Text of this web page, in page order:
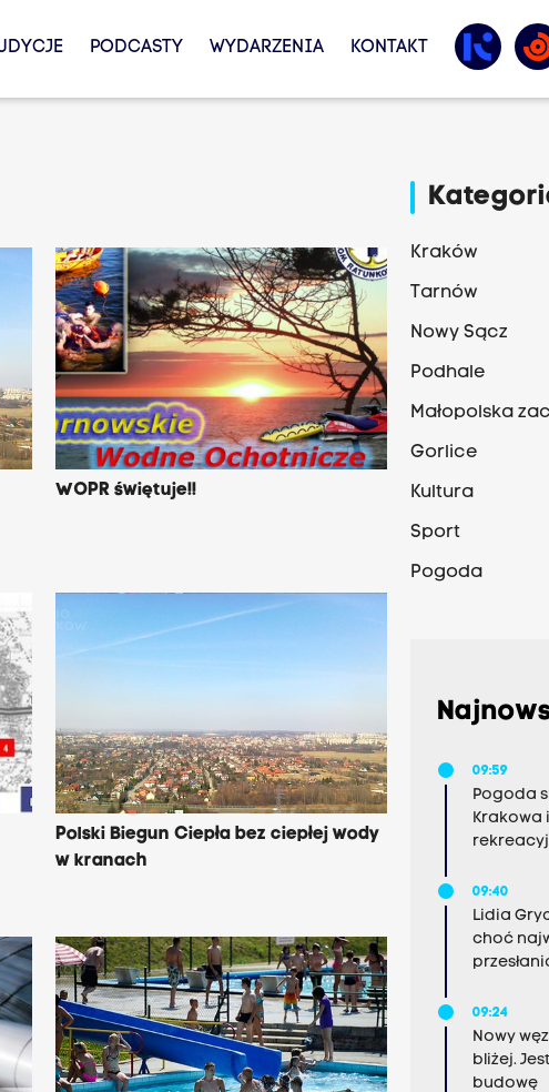
PODCASTY WYDARZENIA KONTAKT
WOPR świętuje!!
Polski Biegun Ciepła bez ciepłej wody
w kranach
Kraków
Tarnów
Nowy Sącz
Podhale
Małopolska
Gorlice
Kultura
Sport
Pogoda
09:59
Pogoda
Krakowa
09:40
Lidia
choć
09:24
Nowy
bliżej.
budowę